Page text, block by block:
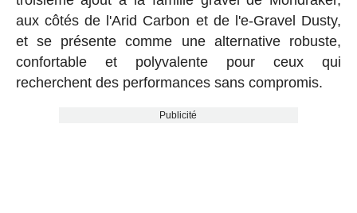
aux côtés de l'Arid Carbon et de l'e-Gravel Dusty,
et se présente comme une alternative robuste,
confortable et polyvalente pour ceux qui
recherchent des performances sans compromis.
Publicité